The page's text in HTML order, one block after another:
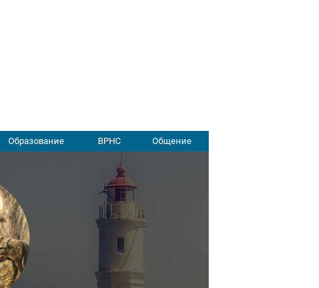
Образование ВРНС Общение